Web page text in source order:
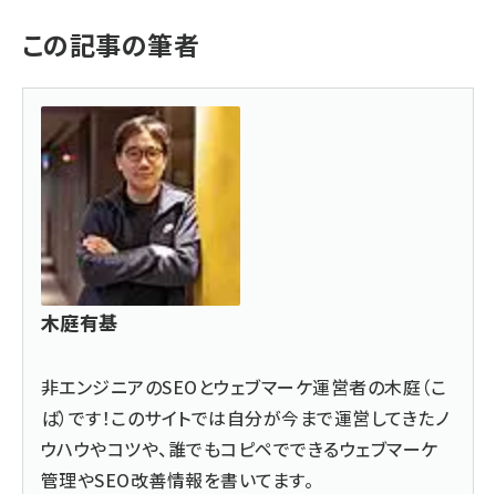
この記事の筆者
木庭有基
非エンジニアのSEOとウェブマーケ運営者の木庭（こ
ば）です！このサイトでは自分が今まで運営してきたノ
ウハウやコツや、誰でもコピペでできるウェブマーケ
管理やSEO改善情報を書いてます。